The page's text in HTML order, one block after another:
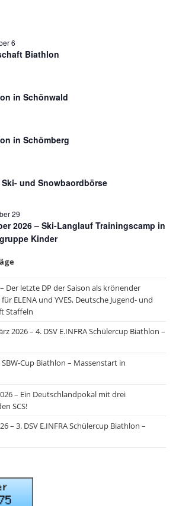
6
Biathlon
in Schönwald
in Schömberg
Ski- und Snowbaordbörse
29
2026 – Ski-Langlauf Trainingscamp in
Kinder
Der letzte DP der Saison als krönender
ELENA und YVES, Deutsche Jugend- und
Staffeln
2026 – 4. DSV E.INFRA Schülercup Biathlon –
SBW-Cup Biathlon – Massenstart in
– Ein Deutschlandpokal mit drei
SCS!
– 3. DSV E.INFRA Schülercup Biathlon –